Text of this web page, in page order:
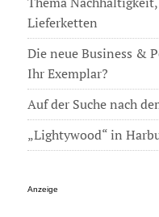
Lieferketten
Die neue Business &
Ihr Exemplar?
Auf der Suche nach
„Lightywood“ in
Anzeige